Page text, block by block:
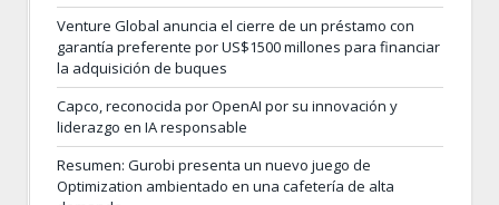
Venture Global anuncia el cierre de un préstamo con
garantía preferente por US$1500 millones para financiar
la adquisición de buques
Capco, reconocida por OpenAI por su innovación y
liderazgo en IA responsable
Resumen: Gurobi presenta un nuevo juego de
Optimization ambientado en una cafetería de alta